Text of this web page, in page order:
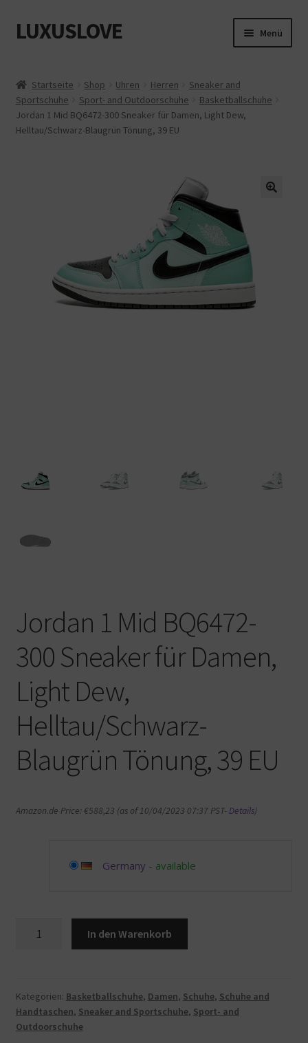
Zur
Navigation
Zum
Inhalt
LUXUSLOVE Menü
Cookie-Richtlinie (EU)
Datenschutz
Startseite Shop Uhren Herren
Sneaker and
Sportschuhe
Sport- and Outdoorschuhe
Basketballschuhe
Jordan 1 Mid BQ6472-300 Sneaker für Damen, Light Dew,
Helltau/Schwarz-Blaugrün Tönung, 39 EU
Jordan 1 Mid BQ6472-
300 Sneaker für Damen,
Light Dew,
Helltau/Schwarz-
Blaugrün Tönung, 39 EU
Amazon.de Price: €588,23 (as of 10/04/2023 07:37 PST- Details)
Germany - available
300
Sneaker
für
In den Warenkorb
Kategorien: Basketballschuhe, Damen, Schuhe, Schuhe and
Handtaschen, Sneaker and Sportschuhe, Sport- and
Outdoorschuhe